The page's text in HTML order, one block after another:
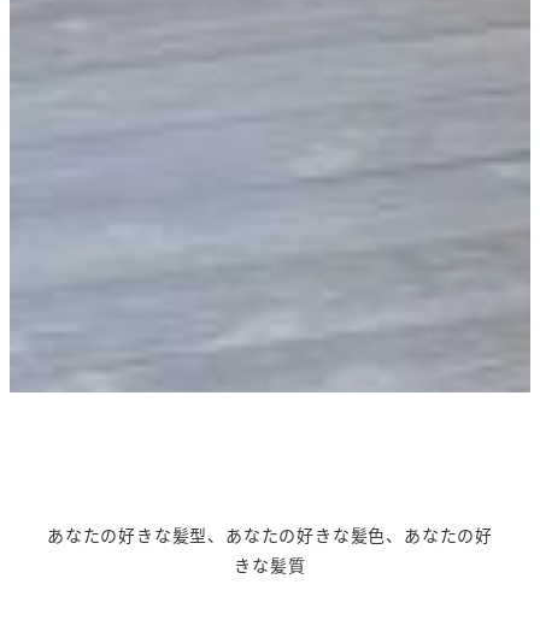
あなたの好きな髪型、あなたの好きな髪色、あなたの好
きな髪質